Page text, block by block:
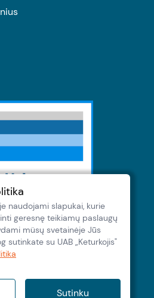
naudojami slapukai, kurie
geresnę teikiamų paslaugų
müsų svetainėje Jūs
sutinkate su UAB „Keturkojis"
Sutinku